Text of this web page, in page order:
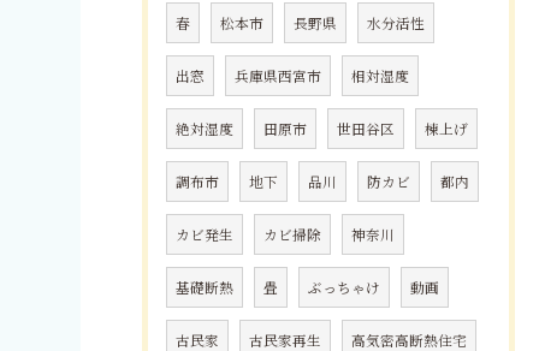
春 松本市 長野県 水分活性
出窓 兵庫県西宮市 相対湿度
絶対湿度 田原市 世田谷区 棟上げ
調布市 地下 品川 防カビ 都内
カビ発生 カビ掃除 神奈川
基礎断熱 畳 ぶっちゃけ 動画
古民家 古民家再生 高気密高断熱住宅